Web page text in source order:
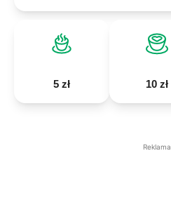
5 zł 10 zł
Reklama